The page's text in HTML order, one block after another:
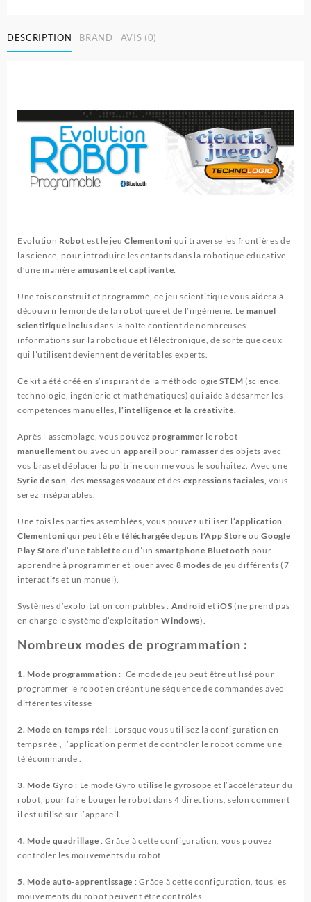
DESCRIPTION BRAND AVIS (0)
Evolution Robot est le jeu Clementoni qui traverse les frontières de
la science, pour introduire les enfants dans la robotique éducative
d’une manière amusante etcaptivante.
Une fois construit et programmé, ce jeu scientifique vous aidera à
découvrir le monde de la robotique et de l’ingénierie. Le manuel
scientifique inclus dans la boîte contient de nombreuses
informations sur la robotique et l’électronique, de sorte que ceux
qui l’utilisent deviennent de véritables experts.
Ce kit a été créé en s’inspirant de la méthodologieSTEM (science,
technologie, ingénierie et mathématiques) qui aide à désarmer les
compétences manuelles, l’intelligence et la créativité.
Après l’assemblage, vous pouvezprogrammer le robot
manuellement ou avec un appareil pour ramasser des objets avec
vos bras et déplacer la poitrine comme vous le souhaitez. Avec une
Syrie de son, des messages vocaux et des expressions faciales, vous
serez inséparables.
Une fois les parties assemblées, vous pouvez utiliser l‘application
Clementoni qui peut être téléchargée depuis l’App Store ouGoogle
Play Store d’une tablette ou d’un smartphone Bluetooth pour
apprendre à programmer et jouer avec 8 modes de jeu différents (7
interactifs et un manuel).
Systèmes d’exploitation compatibles : Android et iOS (ne prend pas
en charge le système d’exploitationWindows).
Nombreux modes de programmation :
1. Mode programmation : Ce mode de jeu peut être utilisé pour
programmer le robot en créant une séquence de commandes avec
différentes vitesse
2. Mode en temps réel : Lorsque vous utilisez la configuration en
temps réel, l’application permet de contrôler le robot comme une
télécommande .
3. Mode Gyro : Le mode Gyro utilise le gyrosope et l’accélérateur du
robot, pour faire bouger le robot dans 4 directions, selon comment
il est utilisé sur l’appareil.
4. Mode quadrillage : Grâce à cette configuration, vous pouvez
contrôler les mouvements du robot.
5. Mode auto-apprentissage : Grâce à cette configuration, tous les
mouvements du robot peuvent être contrôlés.